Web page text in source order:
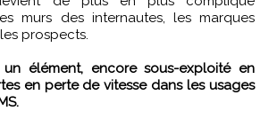
murs des internautes, les marques
prospects.
élément, encore sous-exploité en
en perte de vitesse dans les usages